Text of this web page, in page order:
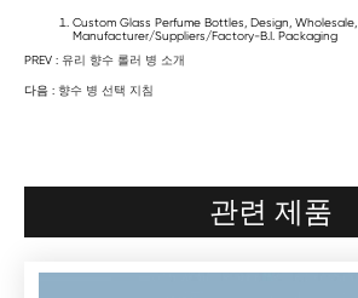
Custom Glass Perfume Bottles, Design, Wholesale,
Manufacturer/Suppliers/Factory-B.I. Packaging
PREV : 유리 향수 롤러 병 소개
다음 : 향수 병 선택 지침
관련 제품